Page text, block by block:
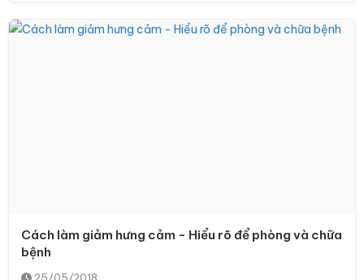
Cách làm giảm hưng cảm - Hiểu rõ để phòng và chữa
bệnh